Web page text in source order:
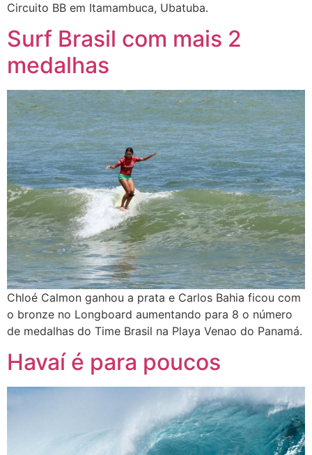
Circuito BB em Itamambuca, Ubatuba.
Surf Brasil com mais 2
medalhas
Chloé Calmon ganhou a prata e Carlos Bahia ficou com
o bronze no Longboard aumentando para 8 o número
de medalhas do Time Brasil na Playa Venao do Panamá.
Havaí é para poucos